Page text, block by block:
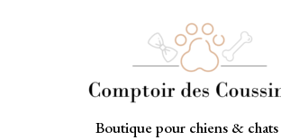
Boutique pour chiens &